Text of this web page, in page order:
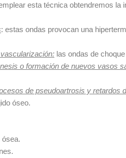
esta técnica obtendremos la
: estas ondas provocan una
las ondas de
o formación de nuevos vasos
de pseudoartrosis y retardos
óseo.
ósea.